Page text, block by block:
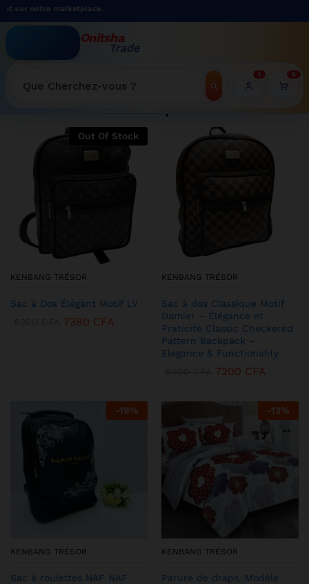
marketplace.
Onitsha
Trade
Recherche
1 0
WELCOME TO ONITSHATRADE ONLINE SHOP
Out Of Stock
KENBANG TRÉSOR
Sac à Dos Élégant Motif LV
7380 CFA
KENBANG TRÉSOR
Sac à dos Classique Motif
Damier – Élégance et
Praticité Classic Checkered
Pattern Backpack –
Elegance & Functionality
7200 CFA
-19%
KENBANG TRÉSOR
Sac à roulettes NAF NAF
-13%
KENBANG TRÉSOR
Parure de draps. Modèle